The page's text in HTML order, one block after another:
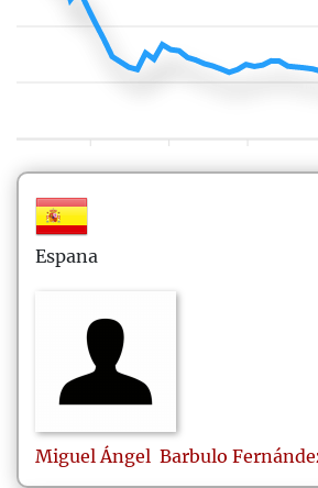
Espana
Miguel Ángel Barbulo